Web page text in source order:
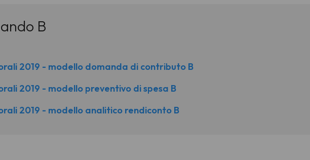
B
2019 - modello domanda di contributo B
2019 - modello preventivo di spesa B
2019 - modello analitico rendiconto B